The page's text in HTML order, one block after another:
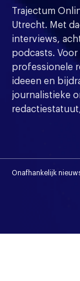
Trajectum
Utrecht. Met
interviews,
podcasts.
professionele
ideeen en
journalistieke
Onafhankelijk